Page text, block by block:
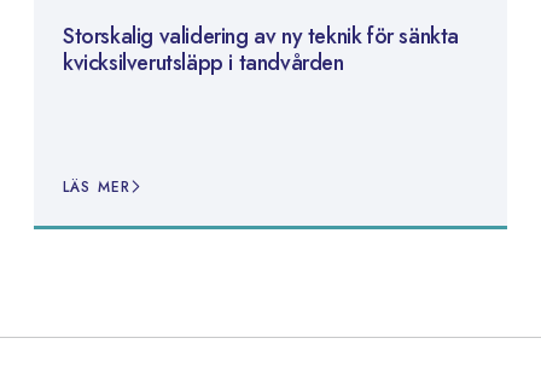
Storskalig validering av ny teknik för sänkta
kvicksilverutsläpp i tandvården
LÄS MER